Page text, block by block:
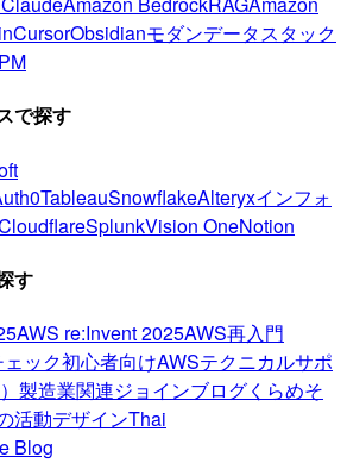
CursorObsidianモダンデータスタック
PM
で探す
TableauSnowflakeAlteryxインフォ
SplunkVision OneNotion
す
AWS re:Invent 2025AWS再入門
ック初心者向けAWSテクニカルサポ
製造業関連ジョインブログくらめそ
活動デザインThai
Blog